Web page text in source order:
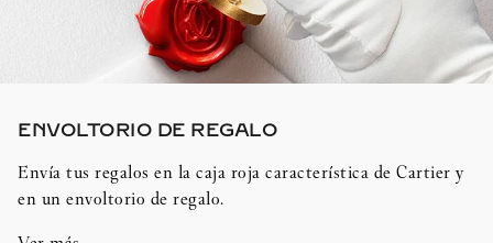
ENVOLTORIO DE REGALO​
Envía tus regalos en la caja roja característica de Cartier y
en un envoltorio de regalo.